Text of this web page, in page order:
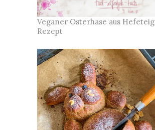
Veganer Osterhase aus
Rezept